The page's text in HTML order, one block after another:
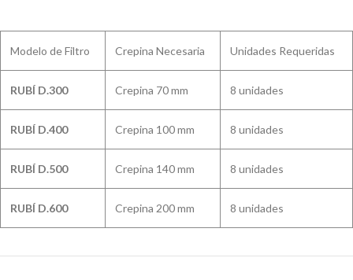
Modelo de Filtro Crepina Necesaria Unidades Requeridas
RUBÍ D.300 Crepina 70 mm 8 unidades
RUBÍ D.400 Crepina 100 mm 8 unidades
RUBÍ D.500 Crepina 140 mm 8 unidades
RUBÍ D.600 Crepina 200 mm 8 unidades